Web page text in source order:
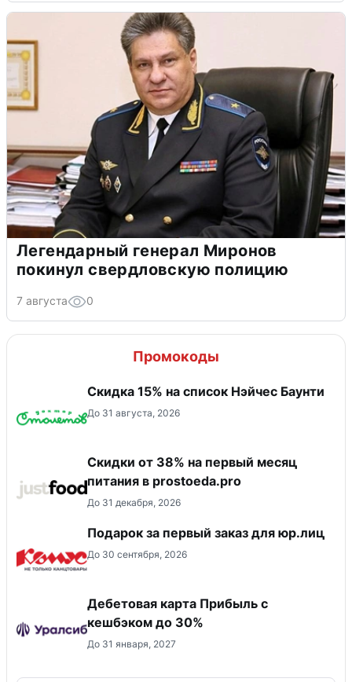
Легендарный генерал Миронов
покинул свердловскую полицию
7 августа 0
Промокоды
Скидка 15% на список Нэйчес Баунти
До 31 августа, 2026
​Скидки от 38% на первый месяц
питания в prostoeda.pro
До 31 декабря, 2026
Подарок за первый заказ для юр.лиц
До 30 сентября, 2026
Дебетовая карта Прибыль с
кешбэком до 30%
До 31 января, 2027